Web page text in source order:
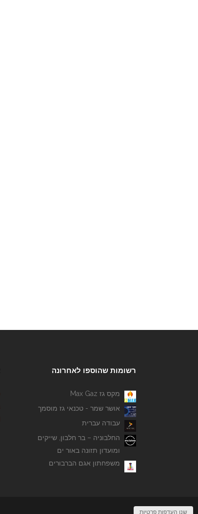
רשומות שהוספו לאחרונה
מקס גז Max Gaz
אושר שמר - טכנאי גז מוסמך
עבודה עברית
החלבוניה – בר חלבון, שייקים
ומועדון תזונה באור ים
משפחתון אגם הברבורים
שנו העדפות פרטיות